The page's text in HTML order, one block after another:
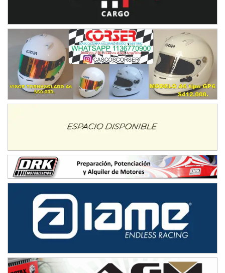
NORESTE SANTAFESINO - F6
Ciudad de Avellaneda (Asfalto)
Avellaneda (Santa Fe)
SUR SANTAFESINO - F4
José Samuel Sánchez (Tierra)
Rufino (Santa Fe)
TUCUMANO - F5